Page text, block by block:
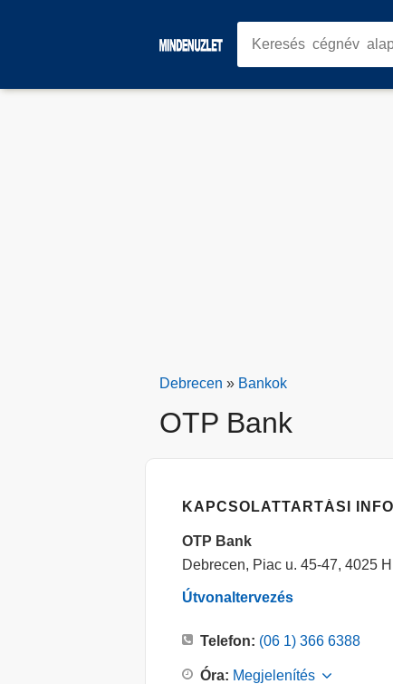
Debrecen » Bankok
OTP Bank
KAPCSOLATTARTÁSI
OTP Bank
Debrecen, Piac u. 45-47, 4025
Útvonaltervezés
Telefon: (06 1) 366 6388
Óra: Megjelenítés